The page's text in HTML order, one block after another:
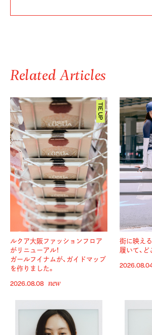
Related Articles
ルクア大阪ファッションフロア
がリニューアル！
ガールフイナムが、ガイドマップ
を作りました。
2026.08.08 new
街に映える
履いて、